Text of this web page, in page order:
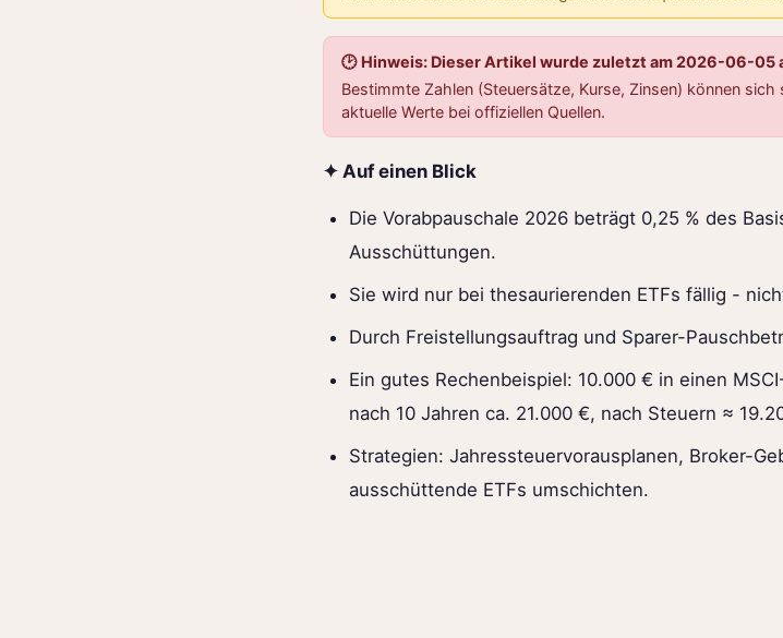
🕑 Hinweis: Dieser Artikel wurde zuletzt am 2026-06-05
Bestimmte Zahlen (Steuersätze, Kurse, Zinsen) können
aktuelle Werte bei offiziellen Quellen.
✦ Auf einen Blick
Die Vorabpauschale 2026 beträgt 0,25 % des
Ausschüttungen.
Sie wird nur bei thesaurierenden ETFs fällig -
Durch Freistellungsauftrag und Sparer-
Ein gutes Rechenbeispiel: 10.000 € in einen
nach 10 Jahren ca. 21.000 €, nach Steuern ≈
Strategien: Jahressteuervorausplanen, Broker-
ausschüttende ETFs umschichten.